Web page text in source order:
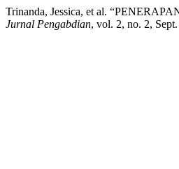
Trinanda, Jessica, et al.
Jurnal Pengabdian, vol. 2, no. 2,